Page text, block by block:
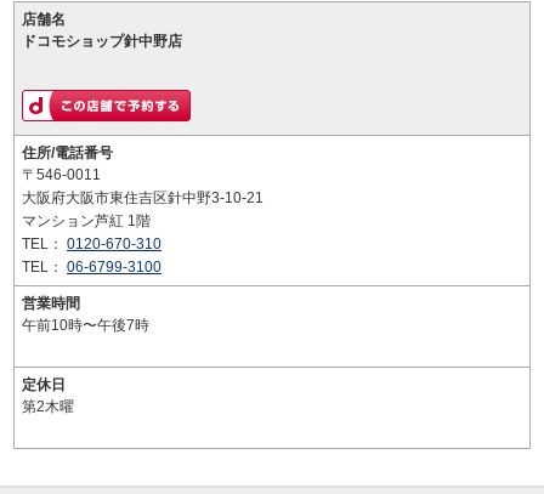
店舗名
ドコモショップ針中野店
住所/電話番号
〒546-0011
大阪府大阪市東住吉区針中野3-10-21
マンション芦紅 1階
TEL： 0120-670-310
TEL： 06-6799-3100
営業時間
午前10時〜午後7時
定休日
第2木曜